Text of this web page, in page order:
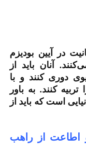
در آیین بودیزم
آنان باید از
دوری کنند و با
کنند. به باور
است که باید از
اطاعت از راهب